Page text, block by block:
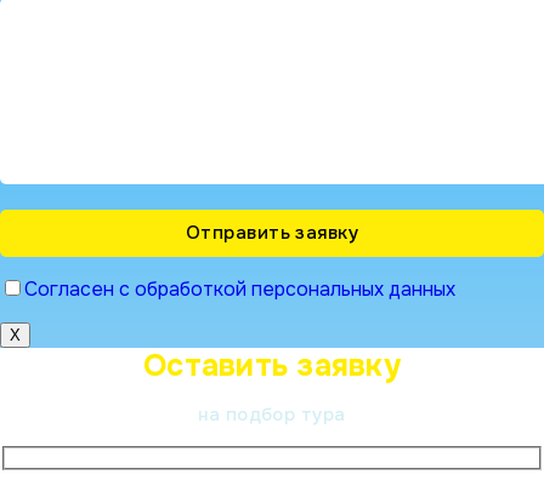
Согласен с обработкой персональных данных
X
Оставить заявку
на подбор тура